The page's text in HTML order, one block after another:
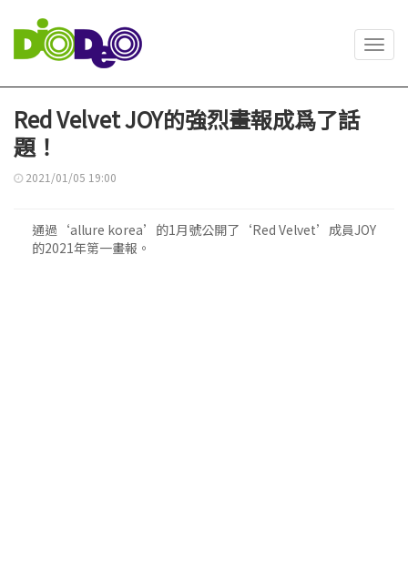
Red Velvet JOY的強烈畫報成爲了話
題！
2021/01/05 19:00
通過‘allure korea’的1月號公開了‘Red Velvet’成員JOY
的2021年第一畫報。